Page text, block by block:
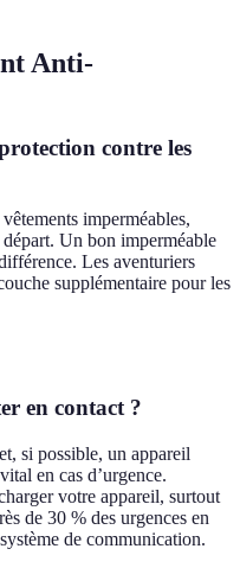
Anti-
contre les
imperméables,
Un bon imperméable
Les aventuriers
supplémentaire pour les
en contact ?
si possible, un appareil
en cas d’urgence.
votre appareil, surtout
de 30 % des urgences en
de communication.